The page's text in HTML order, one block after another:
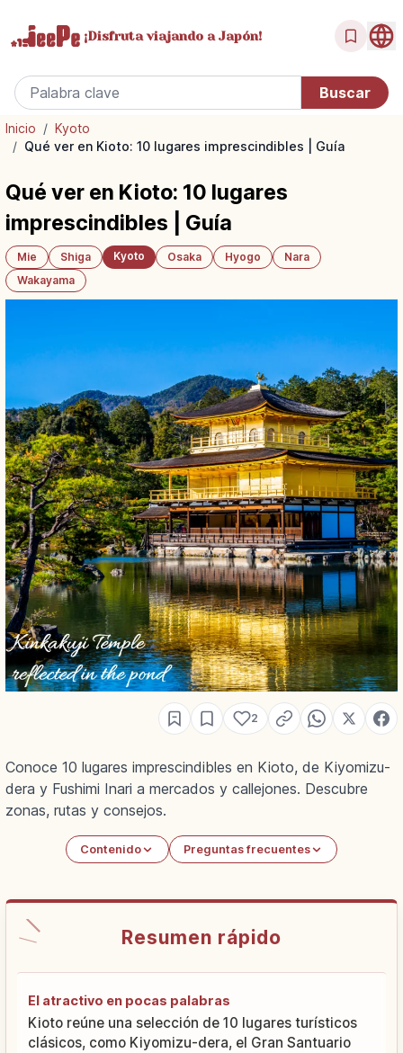
¡Disfrutaviajando a Japón!
Inicio / Kyoto
/ Qué ver en Kioto: 10 lugares imprescindibles | Guía
Qué ver en Kioto: 10 lugares
imprescindibles | Guía
Mie Shiga Kyoto Osaka Hyogo
Nara
Wakayama
2
Conoce 10 lugares imprescindibles en Kioto, de Kiyomizu-
dera y Fushimi Inari a mercados y callejones. Descubre
zonas, rutas y consejos.
Contenido Preguntas frecuentes
Resumen rápido
El atractivo en pocas palabras
Kioto reúne una selección de 10 lugares turísticos
clásicos, como Kiyomizu-dera, el Gran Santuario